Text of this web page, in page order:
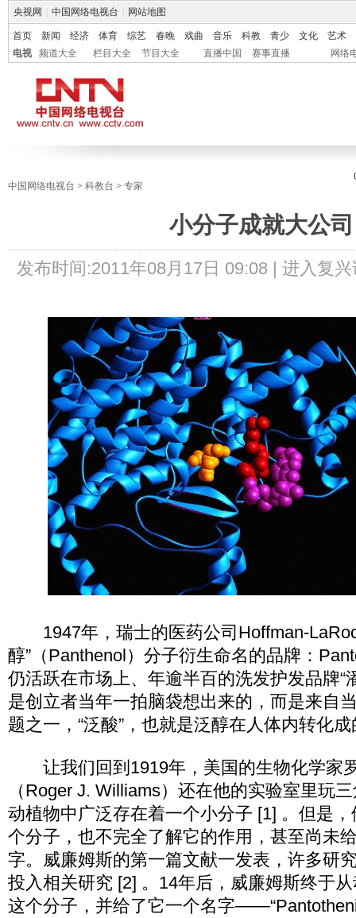
央视网 中国网络电视台 网站地图
首页 新闻 经济 体育 综艺 春晚 戏曲 音乐 科教 青少 文化
艺术
电视
频道大全 栏目大全 节目大全 直播中国 赛事直播 网络
中国网络电视台 > 科教台 > 专家
小分子成就大公司
发布时间:2011年08月17日 09:08 | 进入复兴
1947年，瑞士的医药公司Hoffman-
醇”（Panthenol）分子衍生命名的品牌：
仍活跃在市场上、年逾半百的洗发护发品牌“
是创立者当年一拍脑袋想出来的，而是来自
题之一，“泛酸”，也就是泛醇在人体内转化
让我们回到1919年，美国的生物化学家
（Roger J. Williams）还在他的实验室里玩
动植物中广泛存在着一个小分子 [1] 。但是
个分子，也不完全了解它的作用，甚至尚未
字。威廉姆斯的第一篇文献一发表，许多研
投入相关研究 [2] 。14年后，威廉姆斯终于
这个分子，并给了它一个名字